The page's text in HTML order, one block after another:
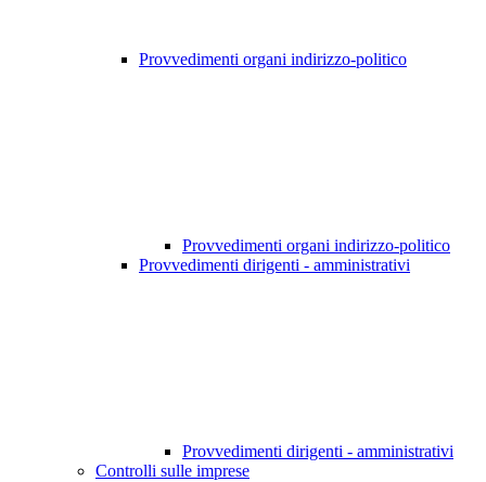
Provvedimenti organi indirizzo-politico
Provvedimenti organi indirizzo-politico
Provvedimenti dirigenti - amministrativi
Provvedimenti dirigenti - amministrativi
Controlli sulle imprese